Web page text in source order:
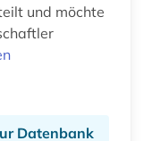
und möchte
Datenbank